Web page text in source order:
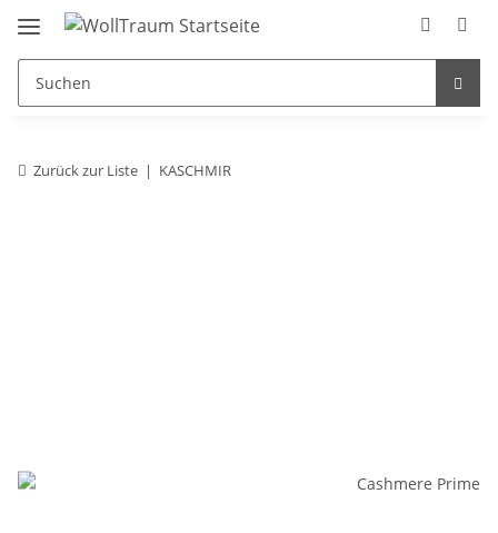
Zurück zur Liste KASCHMIR